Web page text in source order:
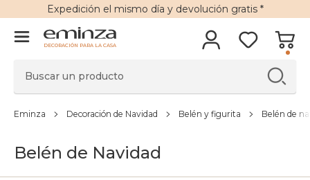
Expedición el mismo día y devolución gratis*
DECORACIÓN PARA LA CASA
Eminza Decoración de Navidad Belén y figurita Belén de
Belén de Navidad